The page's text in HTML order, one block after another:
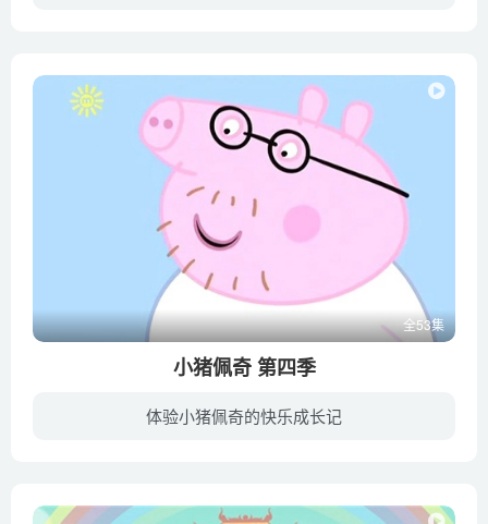
全53集
小猪佩奇 第四季
体验小猪佩奇的快乐成长记